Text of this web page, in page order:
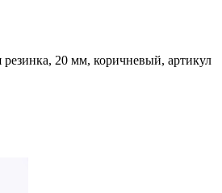
20 мм, коричневый, артикул